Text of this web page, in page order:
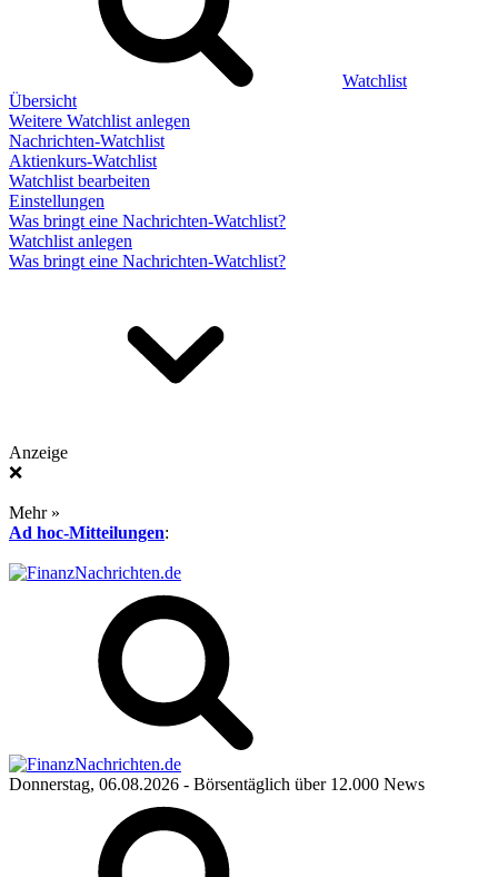
Watchlist
Übersicht
Weitere Watchlist anlegen
Nachrichten-Watchlist
Aktienkurs-Watchlist
Watchlist bearbeiten
Einstellungen
Was bringt eine Nachrichten-Watchlist?
Watchlist anlegen
Was bringt eine Nachrichten-Watchlist?
Anzeige
❌
Mehr »
Ad hoc-Mitteilungen:
Donnerstag, 06.08.2026 - Börsentäglich über 12.000 News